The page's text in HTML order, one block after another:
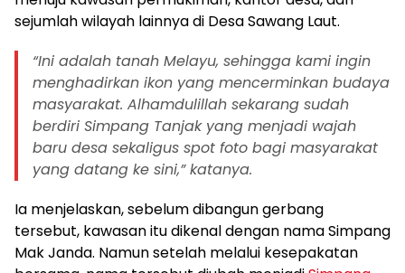
sejumlah wilayah lainnya di Desa Sawang Laut.
“Ini adalah tanah Melayu, sehingga kami ingin
menghadirkan ikon yang mencerminkan budaya
masyarakat. Alhamdulillah sekarang sudah
berdiri Simpang Tanjak yang menjadi wajah
baru desa sekaligus spot foto bagi masyarakat
yang datang ke sini,” katanya.
Ia menjelaskan, sebelum dibangun gerbang
tersebut, kawasan itu dikenal dengan nama Simpang
Mak Janda. Namun setelah melalui kesepakatan